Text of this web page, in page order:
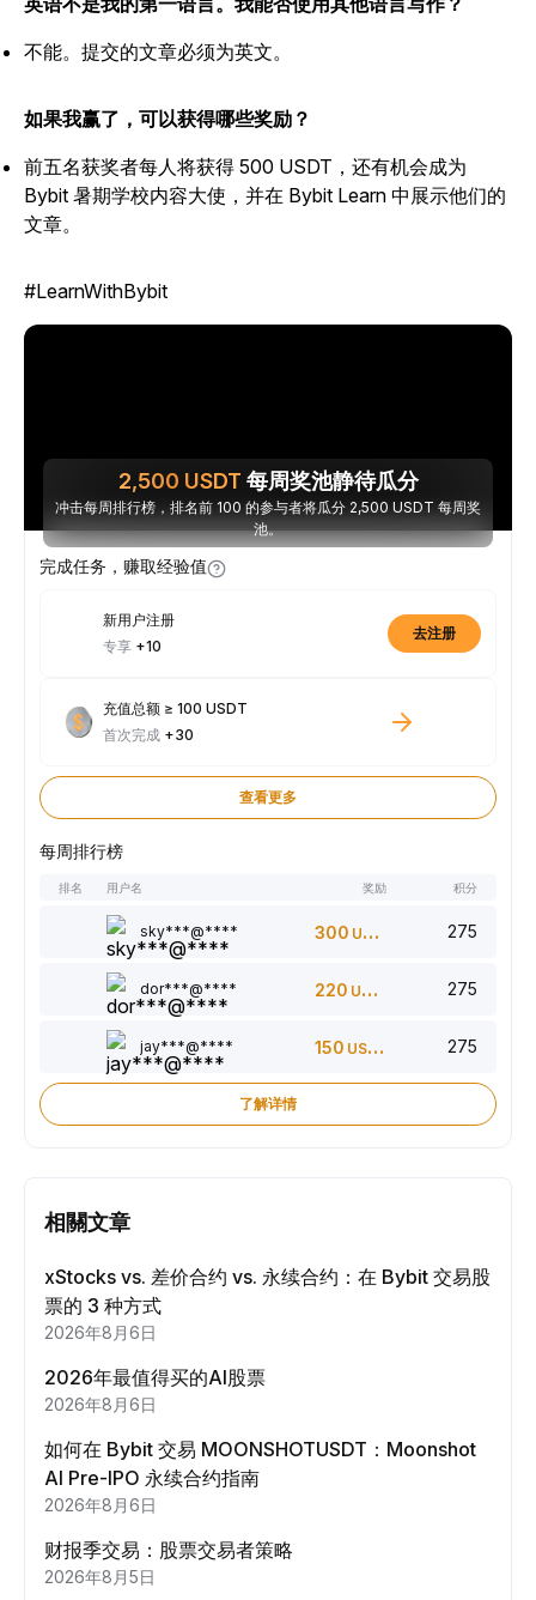
不能。提交的文章必须为英文。
如果我赢了，可以获得哪些奖励？
前五名获奖者每人将获得 500 USDT，还有机会成为
Bybit 暑期学校内容大使，并在 Bybit Learn 中展示他们的
文章。
#LearnWithBybit
2,500 USDT 每周奖池静待瓜分
冲击每周排行榜，排名前 100 的参与者将瓜分 2,500 USDT 每周奖
池。
完成任务，赚取经验值
新用户注册
专享 +10
去注册
充值总额 ≥ 100 USDT
首次完成 +30
查看更多
每周排行榜
排名 用户名 奖励 积分
sky***@**** 300 USDT 275
dor***@**** 220 USDT 275
jay***@**** 150 USDT 275
了解详情
相關文章
xStocks vs. 差价合约 vs. 永续合约：在 Bybit 交易股
票的 3 种方式
2026年8月6日
2026年最值得买的AI股票
2026年8月6日
如何在 Bybit 交易 MOONSHOTUSDT：Moonshot
AI Pre-IPO 永续合约指南
2026年8月6日
财报季交易：股票交易者策略
2026年8月5日